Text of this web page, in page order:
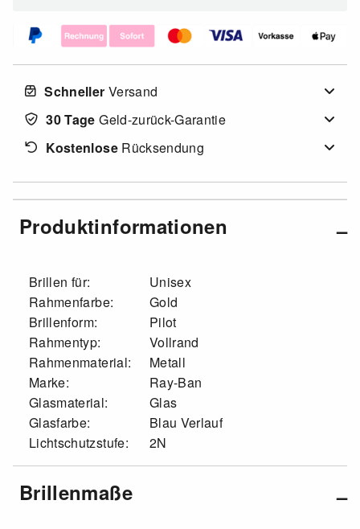
Schneller Versand
30 Tage Geld-zurück-Garantie
KostenloseRücksendung
Produktinformationen
Brillen für:
Unisex
Rahmenfarbe:
Gold
Brillenform:
Pilot
Rahmentyp:
Vollrand
Rahmenmaterial:
Metall
Marke:
Ray-Ban
Glasmaterial:
Glas
Glasfarbe:
Blau Verlauf
Lichtschutzstufe:
2N
Brillenmaße